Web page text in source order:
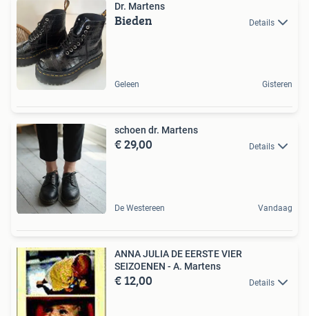
Dr. Martens
Bieden Details
Geleen Gisteren
schoen dr. Martens
€ 29,00 Details
De Westereen Vandaag
ANNA JULIA DE EERSTE VIER
SEIZOENEN - A. Martens
€ 12,00 Details